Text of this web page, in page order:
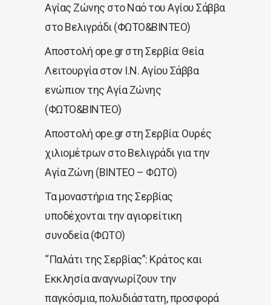
Αγίας Ζώνης στο Ναό του Αγίου Σάββα
στο Βελιγράδι (ΦΩΤΟ&ΒΙΝΤΕΟ)
Αποστολή ope.gr στη Σερβία: Θεία
Λειτουργία στον Ι.Ν. Αγίου Σάββα
ενώπιον της Αγία Ζώνης
(ΦΩΤΟ&ΒΙΝΤΕΟ)
Αποστολή ope.gr στη Σερβία: Ουρές
χιλιομέτρων στο Βελιγράδι για την
Αγία Ζώνη (ΒΙΝΤΕΟ – ΦΩΤΟ)
Τα μοναστήρια της Σερβίας
υποδέχονται την αγιορείτικη
συνοδεία (ΦΩΤΟ)
“Παλάτι της Σερβίας”: Κράτος και
Εκκλησία αναγνωρίζουν την
παγκόσμια, πολυδιάστατη, προσφορά